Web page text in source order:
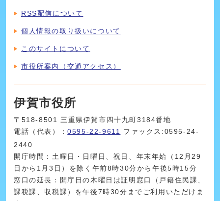
RSS配信について
個人情報の取り扱いについて
このサイトについて
市役所案内（交通アクセス）
伊賀市役所
〒518-8501 三重県伊賀市四十九町3184番地
電話（代表）：0595-22-9611
ファックス:0595-24-
2440
開庁時間：土曜日・日曜日、祝日、年末年始（12月29
日から1月3日）を除く午前8時30分から午後5時15分
窓口の延長：開庁日の木曜日は証明窓口（戸籍住民課、
課税課、収税課）を午後7時30分までご利用いただけま